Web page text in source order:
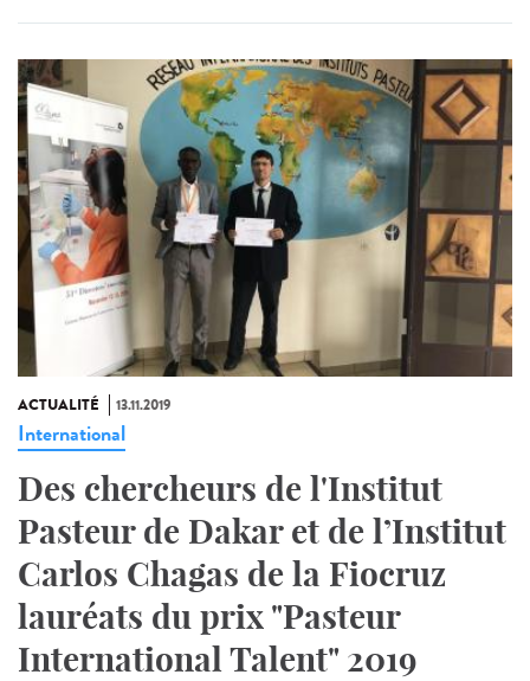
ACTUALITÉ 13.11.2019
International
Des chercheurs de l'Institut
Pasteur de Dakar et de l’Institut
Carlos Chagas de la Fiocruz
lauréats du prix "Pasteur
International Talent" 2019